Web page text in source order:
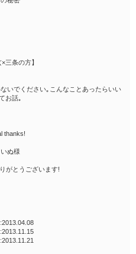
×三条の方】
いでください｡こんなことあったらいい
お話｡
thanks!
ぬ様
がとうございます!